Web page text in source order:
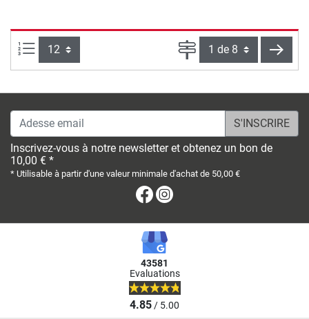
Articles par page : Page
Adesse email
Inscrivez-vous à notre newsletter et obtenez un bon de
10,00 € *
* Utilisable à partir d'une valeur minimale d'achat de 50,00 €
Facebook
43581
Evaluations
4.85/ 5.00